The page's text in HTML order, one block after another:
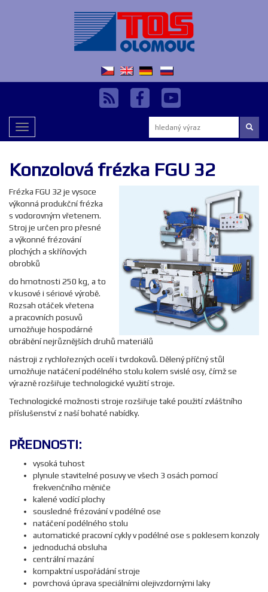
Toggle
navigation
Konzolová frézka FGU 32
Frézka FGU 32 je vysoce
výkonná produkční frézka
s vodorovným vřetenem.
Stroj je určen pro přesné
a výkonné frézování
plochých a skříňových
obrobků
do hmotnosti 250 kg, a to
v kusové i sériové výrobě.
Rozsah otáček vřetena
a pracovních posuvů
umožňuje hospodárné
obrábění nejrůznějších druhů materiálů
nástroji z rychlořezných ocelí i tvrdokovů. Dělený příčný stůl
umožňuje natáčení podélného stolu kolem svislé osy, čímž se
výrazně rozšiřuje technologické využití stroje.
Technologické možnosti stroje rozšiřuje také použití zvláštního
příslušenství z naší bohaté nabídky.
PŘEDNOSTI:
vysoká tuhost
plynule stavitelné posuvy ve všech 3 osách pomocí
frekvenčního měniče
kalené vodící plochy
sousledné frézování v podélné ose
natáčení podélného stolu
automatické pracovní cykly v podélné ose s poklesem konzoly
jednoduchá obsluha
centrální mazání
kompaktní uspořádání stroje
povrchová úprava speciálními olejivzdornými laky